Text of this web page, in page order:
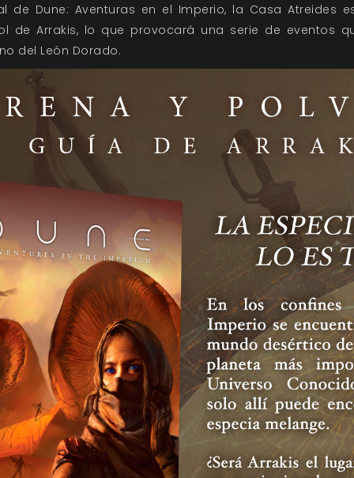
de Dune: Aventuras en el Imperio, la Casa Atreides
de Arrakis, lo que provocará una serie de eventos
del León Dorado.